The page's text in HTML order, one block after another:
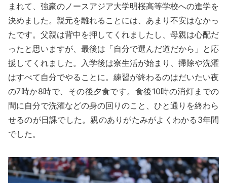
まれて、強豪のノースアジア大学明桜高等学校への進学を
決めました。親元を離れることには、あまり不安はなかっ
たです。父親は背中を押してくれましたし、母親は心配だ
ったと思いますが、最後は「自分で選んだ道だから」と応
援してくれました。入学後は寮生活が始まり、掃除や洗濯
はすべて自分でやることに。練習が終わるのはだいたい夜
の7時か8時で、その後夕食です。食後10時の消灯までの
間に自分で洗濯などの身の回りのこと、ひと通りを終わら
せるのが日課でした。親のありがたみがよくわかる3年間
でした。